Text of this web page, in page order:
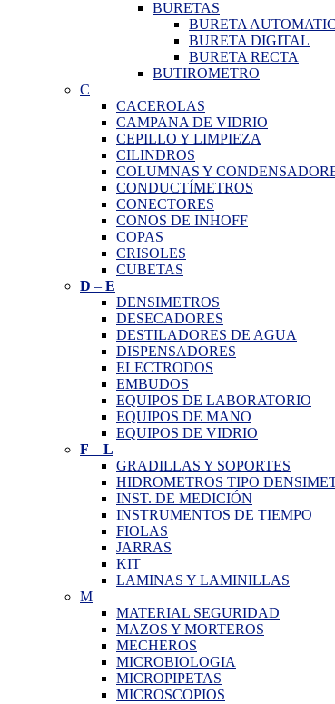
BURETAS
BURETA
BURETA DIGITAL
BURETA RECTA
BUTIROMETRO
C
CACEROLAS
CAMPANA DE VIDRIO
CEPILLO Y LIMPIEZA
CILINDROS
COLUMNAS Y
CONDUCTÍMETROS
CONECTORES
CONOS DE INHOFF
COPAS
CRISOLES
CUBETAS
D – E
DENSIMETROS
DESECADORES
DESTILADORES DE AGUA
DISPENSADORES
ELECTRODOS
EMBUDOS
EQUIPOS DE LABORATORIO
EQUIPOS DE MANO
EQUIPOS DE VIDRIO
F – L
GRADILLAS Y SOPORTES
HIDROMETROS TIPO
INST. DE MEDICIÓN
INSTRUMENTOS DE TIEMPO
FIOLAS
JARRAS
KIT
LAMINAS Y LAMINILLAS
M
MATERIAL SEGURIDAD
MAZOS Y MORTEROS
MECHEROS
MICROBIOLOGIA
MICROPIPETAS
MICROSCOPIOS